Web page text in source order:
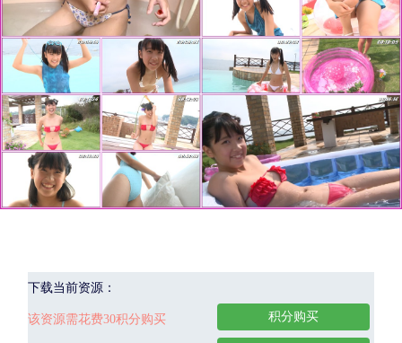
下载当前资源：
该资源需花费30积分购买 积分购买